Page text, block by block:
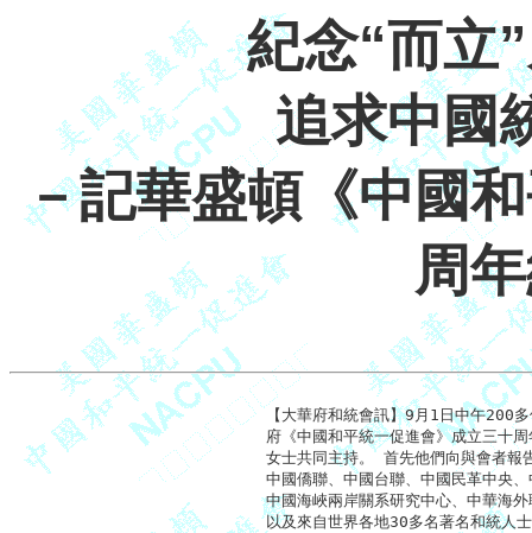
紀念“而立
追求中國
－記華盛頓《中國
周
【大華府和統會訊】9月1日中午200
府《中國和平統一促進會》成立三十
女士共同主持。 首先他們向與會者報
中國僑聯、中國台聯、中國民革中央
中國海峽兩岸關系研究中心、中華海
以及來自世界各地30多名著名和統人